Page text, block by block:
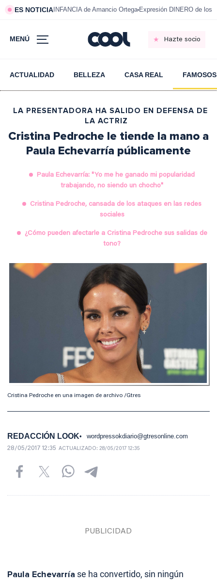
ES NOTICIA INFANCIA de Amancio Ortega Expresión DINERO de los
MENÚ Hazte socio
ACTUALIDAD BELLEZA CASA REAL FAMOSOS
LA PRESENTADORA HA SALIDO EN DEFENSA DE
LA ACTRIZ
Cristina Pedroche le tiende la mano a
Paula Echevarría públicamente
Paula Echevarría: "Yo me he ganado mi popularidad
trabajando, no siendo un chocho"
Cristina Pedroche, cansada de los ataques en las redes
sociales
¿Cómo pueden afectarle a Cristina Pedroche sus salidas de
tono?
Cristina Pedroche en una imagen de archivo /Gtres
REDACCIÓN LOOK wordpressokdiario@gtresonline.com
28/05/2017 12:35 ACTUALIZADO: 28/05/2017 12:35
Paula Echevarría se ha convertido, sin ningún